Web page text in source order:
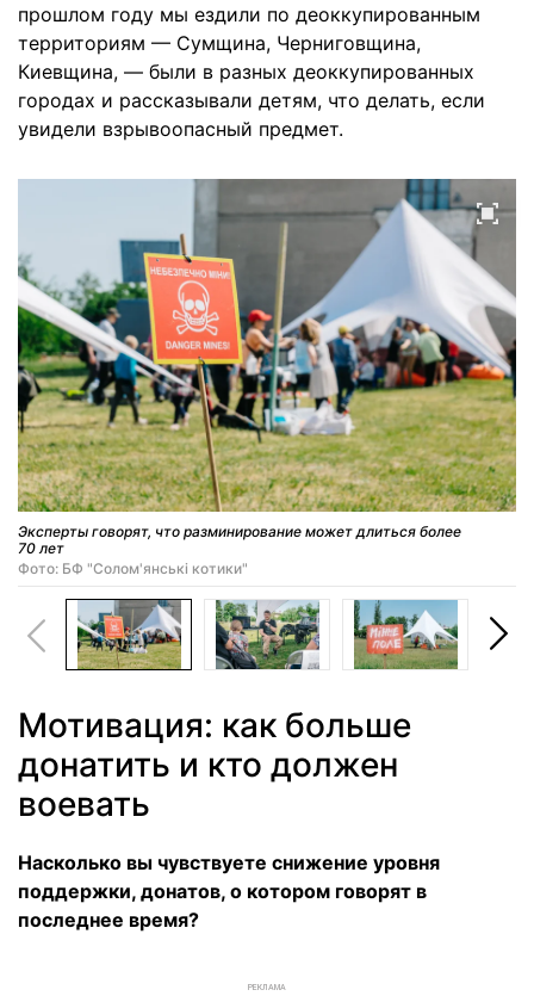
прошлом году мы ездили по деоккупированным
территориям — Сумщина, Черниговщина,
Киевщина, — были в разных деоккупированных
городах и рассказывали детям, что делать, если
увидели взрывоопасный предмет.
Эксперты говорят, что разминирование может длиться более
70 лет
Фото: БФ "Солом'янські котики"
Мотивация: как больше
донатить и кто должен
воевать
Насколько вы чувствуете снижение уровня
поддержки, донатов, о котором говорят в
последнее время?
РЕКЛАМА